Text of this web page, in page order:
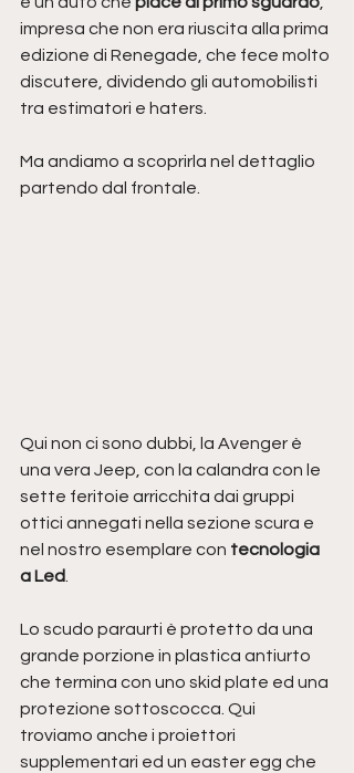
impresa che non era riuscita alla prima
edizione di Renegade, che fece molto
discutere, dividendo gli automobilisti
tra estimatori e haters.
Ma andiamo a scoprirla nel dettaglio
partendo dal frontale.
Qui non ci sono dubbi, la Avenger è
una vera Jeep, con la calandra con le
sette feritoie arricchita dai gruppi
ottici annegati nella sezione scura e
nel nostro esemplare con tecnologia
a Led.
Lo scudo paraurti è protetto da una
grande porzione in plastica antiurto
che termina con uno skid plate ed una
protezione sottoscocca. Qui
troviamo anche i proiettori
supplementari ed un easter egg che